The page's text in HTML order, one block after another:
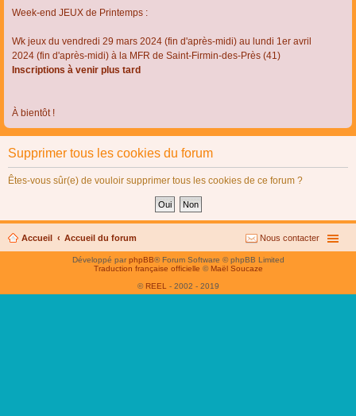
Week-end JEUX de Printemps :
Wk jeux du vendredi 29 mars 2024 (fin d'après-midi) au lundi 1er avril
2024 (fin d'après-midi) à la MFR de Saint-Firmin-des-Près (41)
Inscriptions à venir plus tard
À bientôt !
Supprimer tous les cookies du forum
Êtes-vous sûr(e) de vouloir supprimer tous les cookies de ce forum ?
Accueil Accueil du forum Nous contacter
Développé parphpBB® Forum Software © phpBB Limited
Traduction française officielle © Maël Soucaze
© REEL - 2002 - 2019